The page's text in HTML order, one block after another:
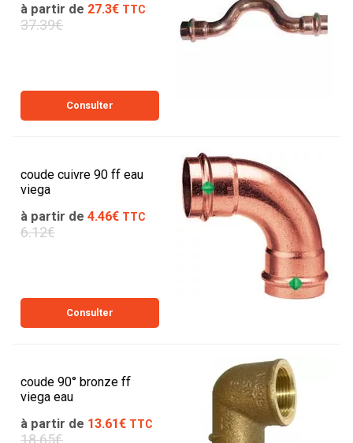
à partir de 27.3€ TTC
37.39€
Consulter
coude cuivre 90 ff eau
viega
à partir de 4.46€ TTC
6.12€
Consulter
coude 90° bronze ff
viega eau
à partir de 13.61€ TTC
18.65€